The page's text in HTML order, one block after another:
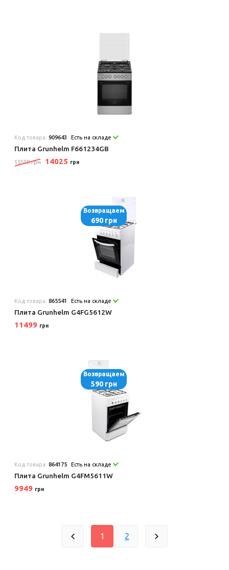
Код товара:909643 Есть на складе
Плита Grunhelm F661234GB
15559 грн 14025 грн
Возвращаем
690 грн
Код товара:865541 Есть на складе
Плита Grunhelm G4FG5612W
11499 грн
Возвращаем
590 грн
Код товара:864175 Есть на складе
Плита Grunhelm G4FM5611W
9949 грн
1 2